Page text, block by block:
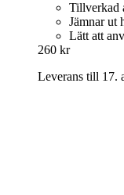
Tillverkad
Jämnar ut
Lätt att
260 kr
Leverans till 17.